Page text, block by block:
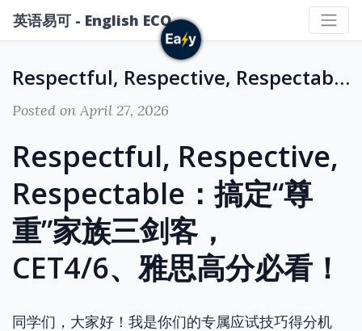
英语易可 - English ECO
Respectful, Respective, Respectable：搞定“尊重”家族三剑客，CET4/6、雅思高分必看！
Posted on April 27, 2026
Respectful, Respective,
Respectable：搞定“尊
重”家族三剑客，
CET4/6、雅思高分必看！
同学们，大家好！我是你们的专属应试技巧得分机